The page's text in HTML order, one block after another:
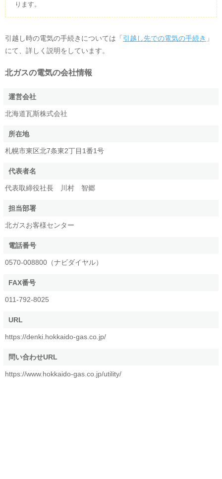
ります。
引越し時の電気の手続きについては「 引越し先での電気の手続き 」
にて、詳しく説明をしています。
北ガスの電気の会社情報
運営会社
北海道瓦斯株式会社
所在地
札幌市東区北7条東2丁目1番1号
代表者名
代表取締役社長 川村 智郷
担当部署
北ガスお客様センター
電話番号
0570-008800（ナビダイヤル）
FAX番号
011-792-8025
URL
https://denki.hokkaido-gas.co.jp/
問い合わせURL
https://www.hokkaido-gas.co.jp/utility/